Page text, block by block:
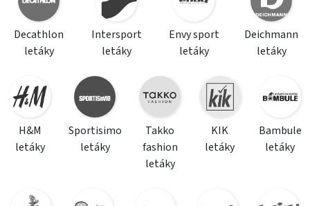
Decathlon
letáky
Intersport
letáky
Envy sport
letáky
Deichmann
letáky
H&M
letáky
Sportisimo
letáky
Takko
fashion
letáky
KIK
letáky
Bambule
letáky